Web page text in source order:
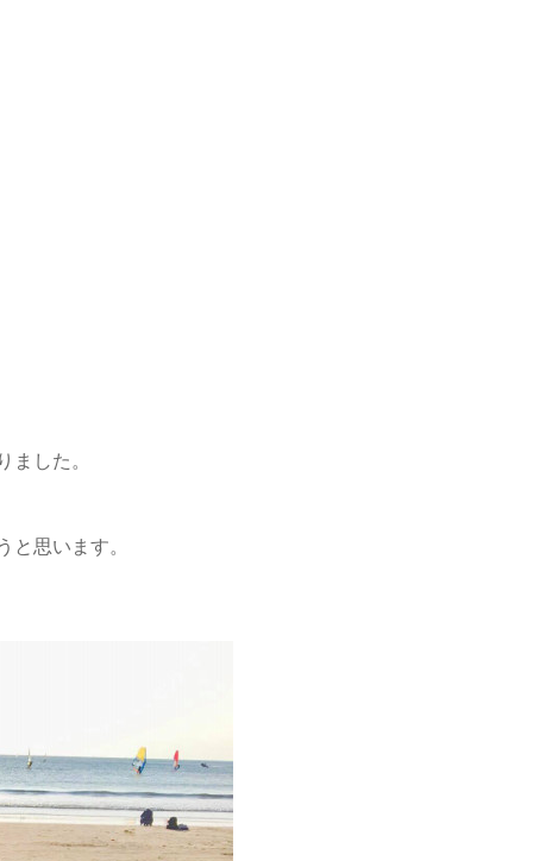
した。
思います。